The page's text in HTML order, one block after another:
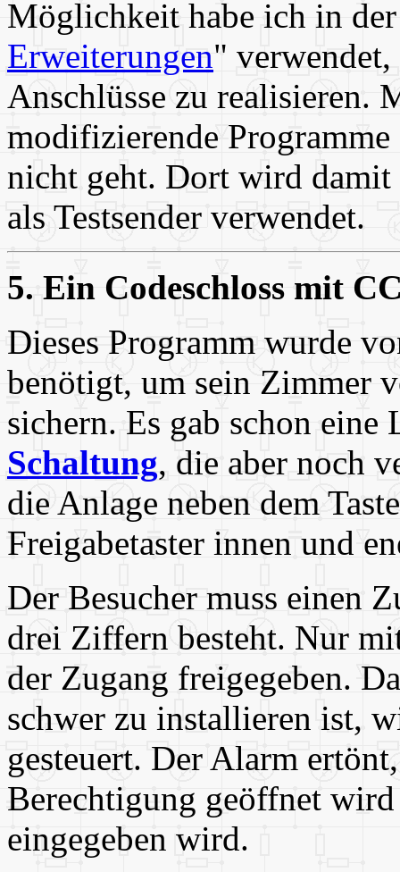
Möglichkeit habe ich in
Erweiterungen"
Anschlüsse zu realisieren.
modifizierende
nicht geht. Dort wird
als Testsender verwendet.
5. Ein Codeschloss mit
Dieses Programm wurde
benötigt, um sein Zimmer
sichern. Es gab schon
Schaltung, die aber noch
die Anlage neben dem
Freigabetaster innen und
Der Besucher muss einen
drei Ziffern besteht. Nur
der Zugang freigegeben.
schwer zu installieren ist,
gesteuert. Der Alarm
Berechtigung geöffnet
eingegeben wird.